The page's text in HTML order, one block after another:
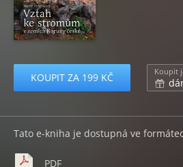
KOUPIT ZA 199 KČ Koupit
Tato e-kniha je dostupná ve
PDF